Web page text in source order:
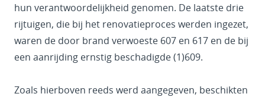
hun verantwoordelijkheid genomen. De laatste drie
rijtuigen, die bij het renovatieproces werden ingezet,
waren de door brand verwoeste 607 en 617 en de bij
een aanrijding ernstig beschadigde (1)609.
Zoals hierboven reeds werd aangegeven, beschikten